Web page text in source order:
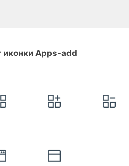
Apps-add